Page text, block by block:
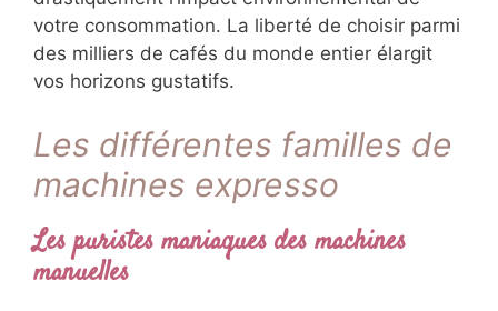
votre consommation. La liberté de choisir parmi
des milliers de cafés du monde entier élargit
vos horizons gustatifs.
Les différentes familles de
machines expresso
Les puristes maniaques des machines
manuelles